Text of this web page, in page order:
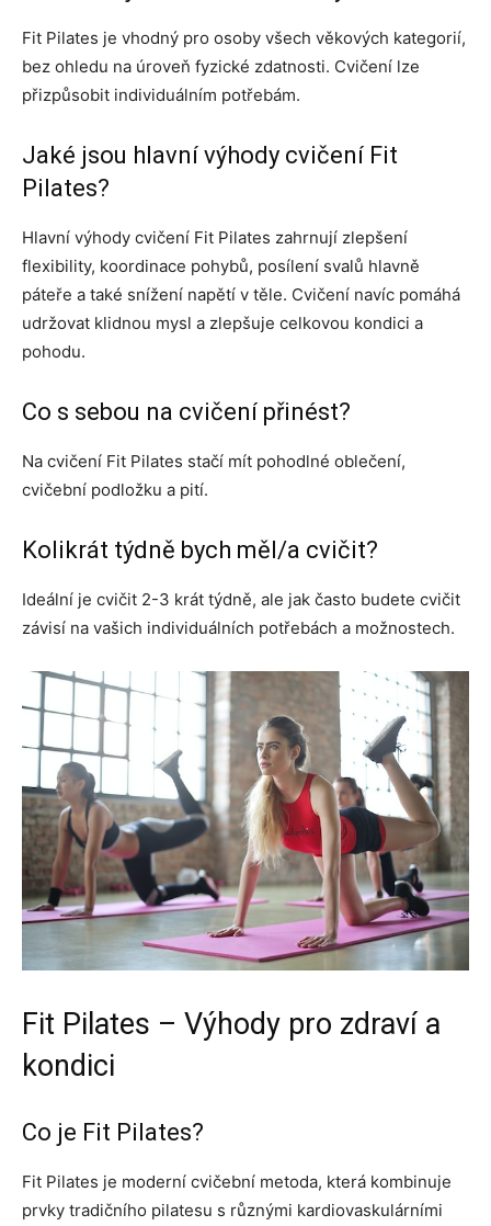
Fit Pilates je vhodný pro osoby všech věkových kategorií,
bez ohledu na úroveň fyzické zdatnosti. Cvičení lze
přizpůsobit individuálním potřebám.
Jaké jsou hlavní výhody cvičení Fit
Pilates?
Hlavní výhody cvičení Fit Pilates zahrnují zlepšení
flexibility, koordinace pohybů, posílení svalů hlavně
páteře a také snížení napětí v těle. Cvičení navíc pomáhá
udržovat klidnou mysl a zlepšuje celkovou kondici a
pohodu.
Co s sebou na cvičení přinést?
Na cvičení Fit Pilates stačí mít pohodlné oblečení,
cvičební podložku a pití.
Kolikrát týdně bych měl/a cvičit?
Ideální je cvičit 2-3 krát týdně, ale jak často budete cvičit
závisí na vašich individuálních potřebách a možnostech.
Fit Pilates – Výhody pro zdraví a
kondici
Co je Fit Pilates?
Fit Pilates je moderní cvičební metoda, která kombinuje
prvky tradičního pilatesu s různými kardiovaskulárními